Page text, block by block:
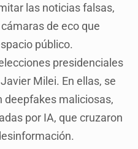
las noticias falsas,
de eco que
público.
presidenciales
Milei. En ellas, se
deepfakes maliciosas,
por IA, que cruzaron